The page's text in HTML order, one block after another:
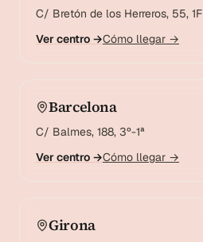
C/ Bretón de los Herreros, 55, 1F
Ver centro →Cómo llegar →
Barcelona
C/ Balmes, 188, 3º-1ª
Ver centro →Cómo llegar →
Girona